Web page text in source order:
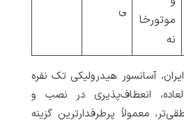
موتورخا
نه
ی
آسانسور هیدرولیکی تک نفره
انعطاف‌پذیری در نصب و
معمولاً پرطرفدارترین گزینه